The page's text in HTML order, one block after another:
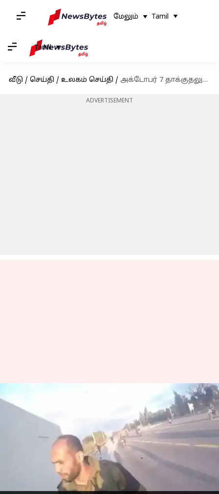
மேலும் Tamil
Tamil
வீடு / செய்தி / உலகம் செய்தி / அக்டோபர் 7 தாக்குதலுடன் தொடர்புடைய ஹமாஸ் உயர்மட்ட தளபதியை கொன்றது இஸ்ரேல்
ADVERTISEMENT
அக்டோபர் 7 தாக்குதலுடன்
தொடர்புடைய ஹமாஸ்
உயர்மட்ட தளபதியை
கொன்றது இஸ்ரேல்
Venkatalakshmi V Jan 01, 2025 12:00 pm
செய்தி முன்னோட்டம்